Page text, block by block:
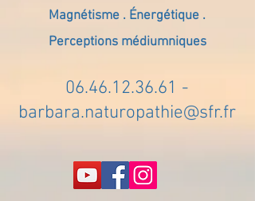
Magnétisme . Énergétique .
Perceptions médiumniques
06.46.12.36.61 -
barbara.naturopathie@sfr.fr